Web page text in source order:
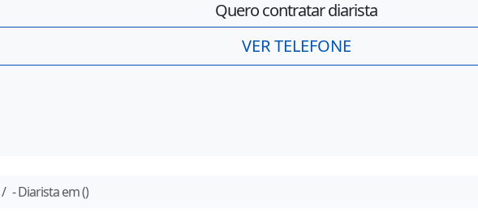
Quero contratar diarista
VER TELEFONE
- Diarista em()